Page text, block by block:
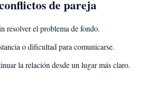
de pareja
resolver el problema de fondo.
o dificultad para comunicarse.
la relación desde un lugar más claro.